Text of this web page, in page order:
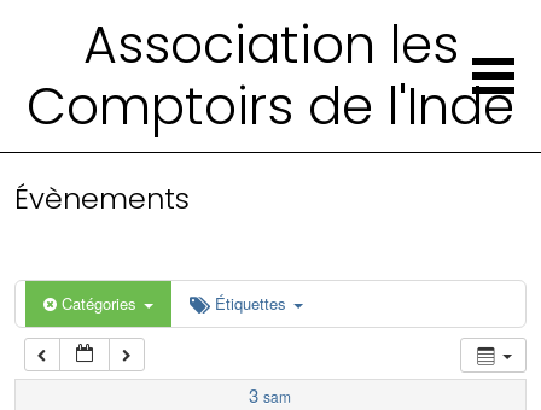
Association les
Comptoirs de l'Inde
Évènements
Catégories Étiquettes
3 sam
4 h 00 min
6 h 00 min
7 h 00 min